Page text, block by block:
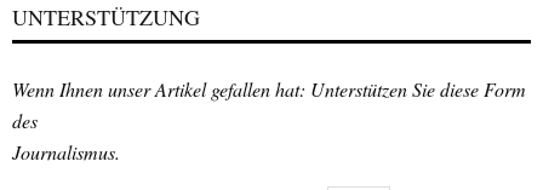
UNTERSTÜTZUNG
Wenn Ihnen unser Artikel gefallen hat: Unterstützen Sie diese Form
des
Journalismus.